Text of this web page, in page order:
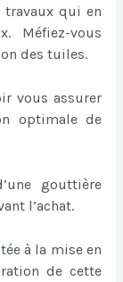
qui en
Méfiez-vous
des tuiles.
vous assurer
optimale de
gouttière
l’achat.
à la mise en
de cette